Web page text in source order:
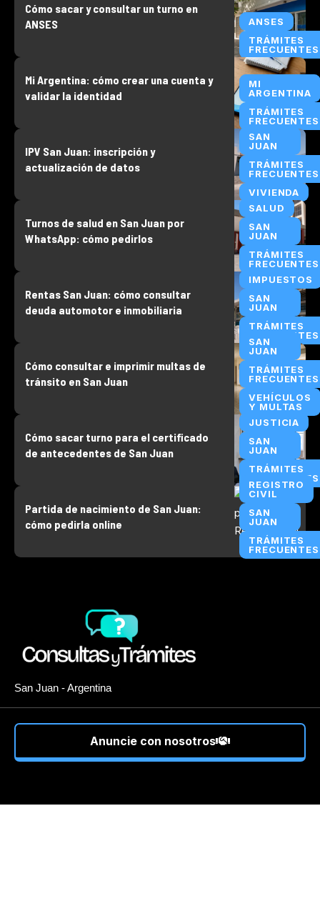
ANSES
TRÁMITES
FRECUENTES
Cómo sacar y consultar un turno en
ANSES
MI
ARGENTINA
TRÁMITES
FRECUENTES
Mi Argentina: cómo crear una cuenta y
validar la identidad
SAN
JUAN
TRÁMITES
FRECUENTES
VIVIENDA
IPV San Juan: inscripción y
actualización de datos
SALUD
SAN
JUAN
TRÁMITES
FRECUENTES
Turnos de salud en San Juan por
WhatsApp: cómo pedirlos
IMPUESTOS
SAN
JUAN
TRÁMITES
FRECUENTES
Rentas San Juan: cómo consultar
deuda automotor e inmobiliaria
SAN
JUAN
TRÁMITES
FRECUENTES
VEHÍCULOS
Y MULTAS
Cómo consultar e imprimir multas de
tránsito en San Juan
JUSTICIA
SAN
JUAN
TRÁMITES
FRECUENTES
Cómo sacar turno para el certificado
de antecedentes de San Juan
REGISTRO
CIVIL
SAN
JUAN
TRÁMITES
FRECUENTES
Partida de nacimiento de San Juan:
cómo pedirla online
San Juan - Argentina
Anuncie con nosotros